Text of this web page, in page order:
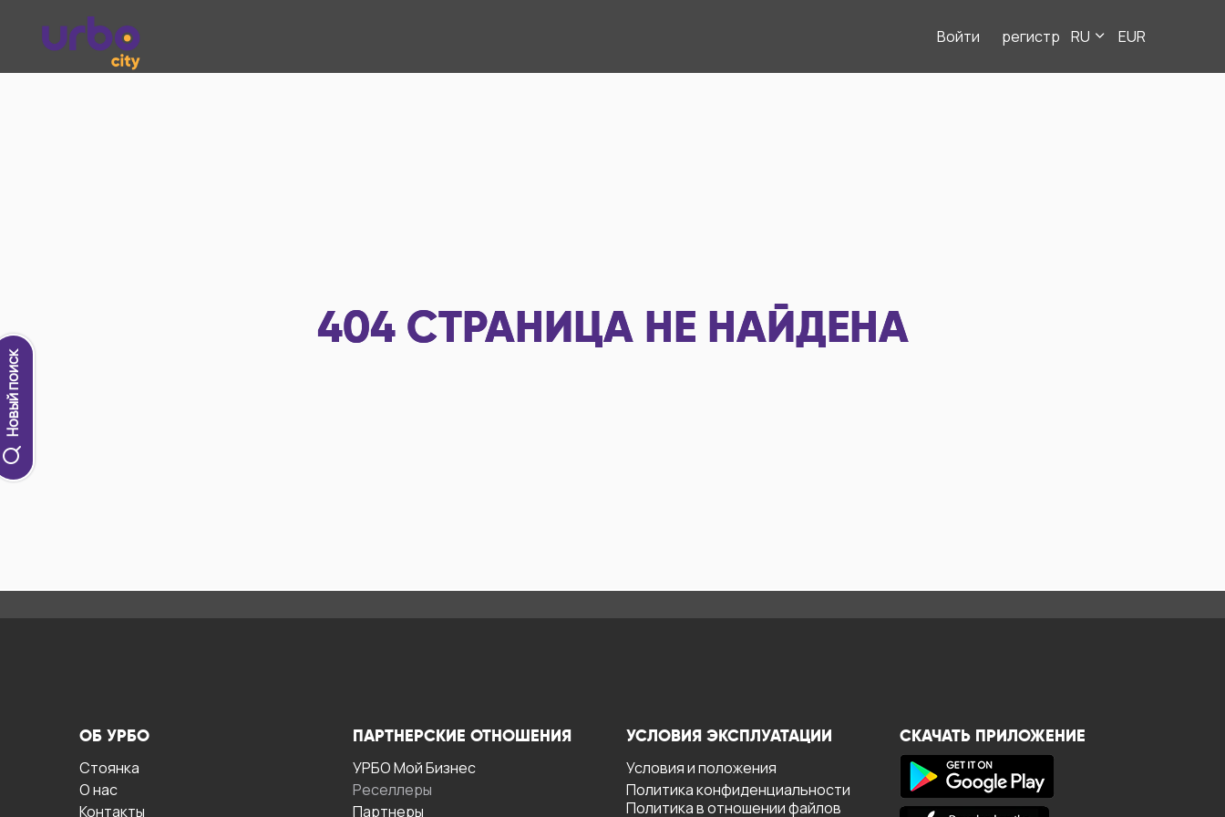
Войти регистр RU EUR
Новый поиск
404 СТРАНИЦА НЕ НАЙДЕНА
ОБ УРБО
Стоянка
О нас
Контакты
ПАРТНЕРСКИЕ ОТНОШЕНИЯ
УРБО Мой Бизнес
Реселлеры
Партнеры
УСЛОВИЯ ЭКСПЛУАТАЦИИ
Условия и положения
Политика конфиденциальности
Политика в отношении файлов
СКАЧАТЬ ПРИЛОЖЕНИЕ